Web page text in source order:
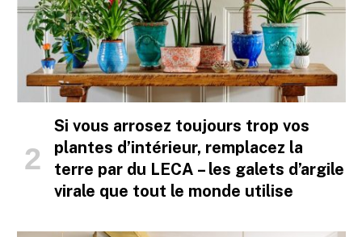
Si vous arrosez toujours trop vos
plantes d’intérieur, remplacez la
terre par du LECA – les galets d’argile
virale que tout le monde utilise